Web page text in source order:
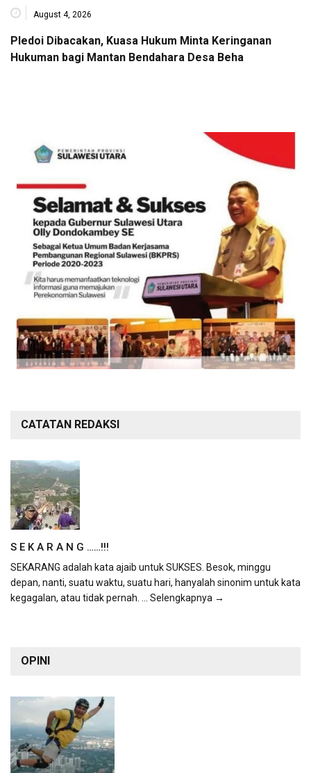
August 4, 2026
Pledoi Dibacakan, Kuasa Hukum Minta Keringanan
Hukuman bagi Mantan Bendahara Desa Beha
CATATAN REDAKSI
S E K A R A N G ……!!!
SEKARANG adalah kata ajaib untuk SUKSES. Besok, minggu
depan, nanti, suatu waktu, suatu hari, hanyalah sinonim untuk kata
kegagalan, atau tidak pernah. ... Selengkapnya →
OPINI